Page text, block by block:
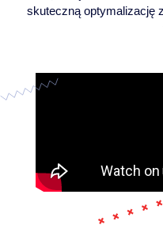
skuteczną optymalizację